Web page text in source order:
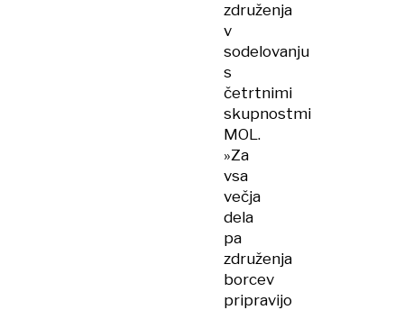
združenja
v
sodelovanju
s
četrtnimi
skupnostmi
MOL.
»Za
vsa
večja
dela
pa
združenja
borcev
pripravijo